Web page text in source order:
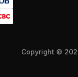
Copyright ©